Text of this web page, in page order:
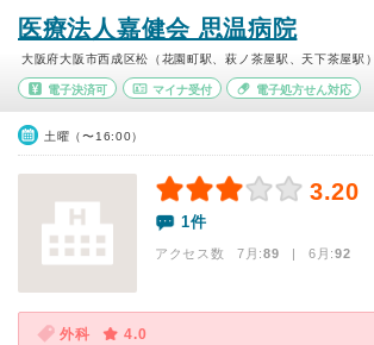
医療法人嘉健会 思温病院
大阪府大阪市西成区松（花園町駅、萩ノ茶屋駅、天下茶屋駅）
電子決済可 マイナ受付 電子処方せん対応
土曜（〜16:00）
3.20
1件
アクセス数 7月:89 | 6月:92
外科
4.0